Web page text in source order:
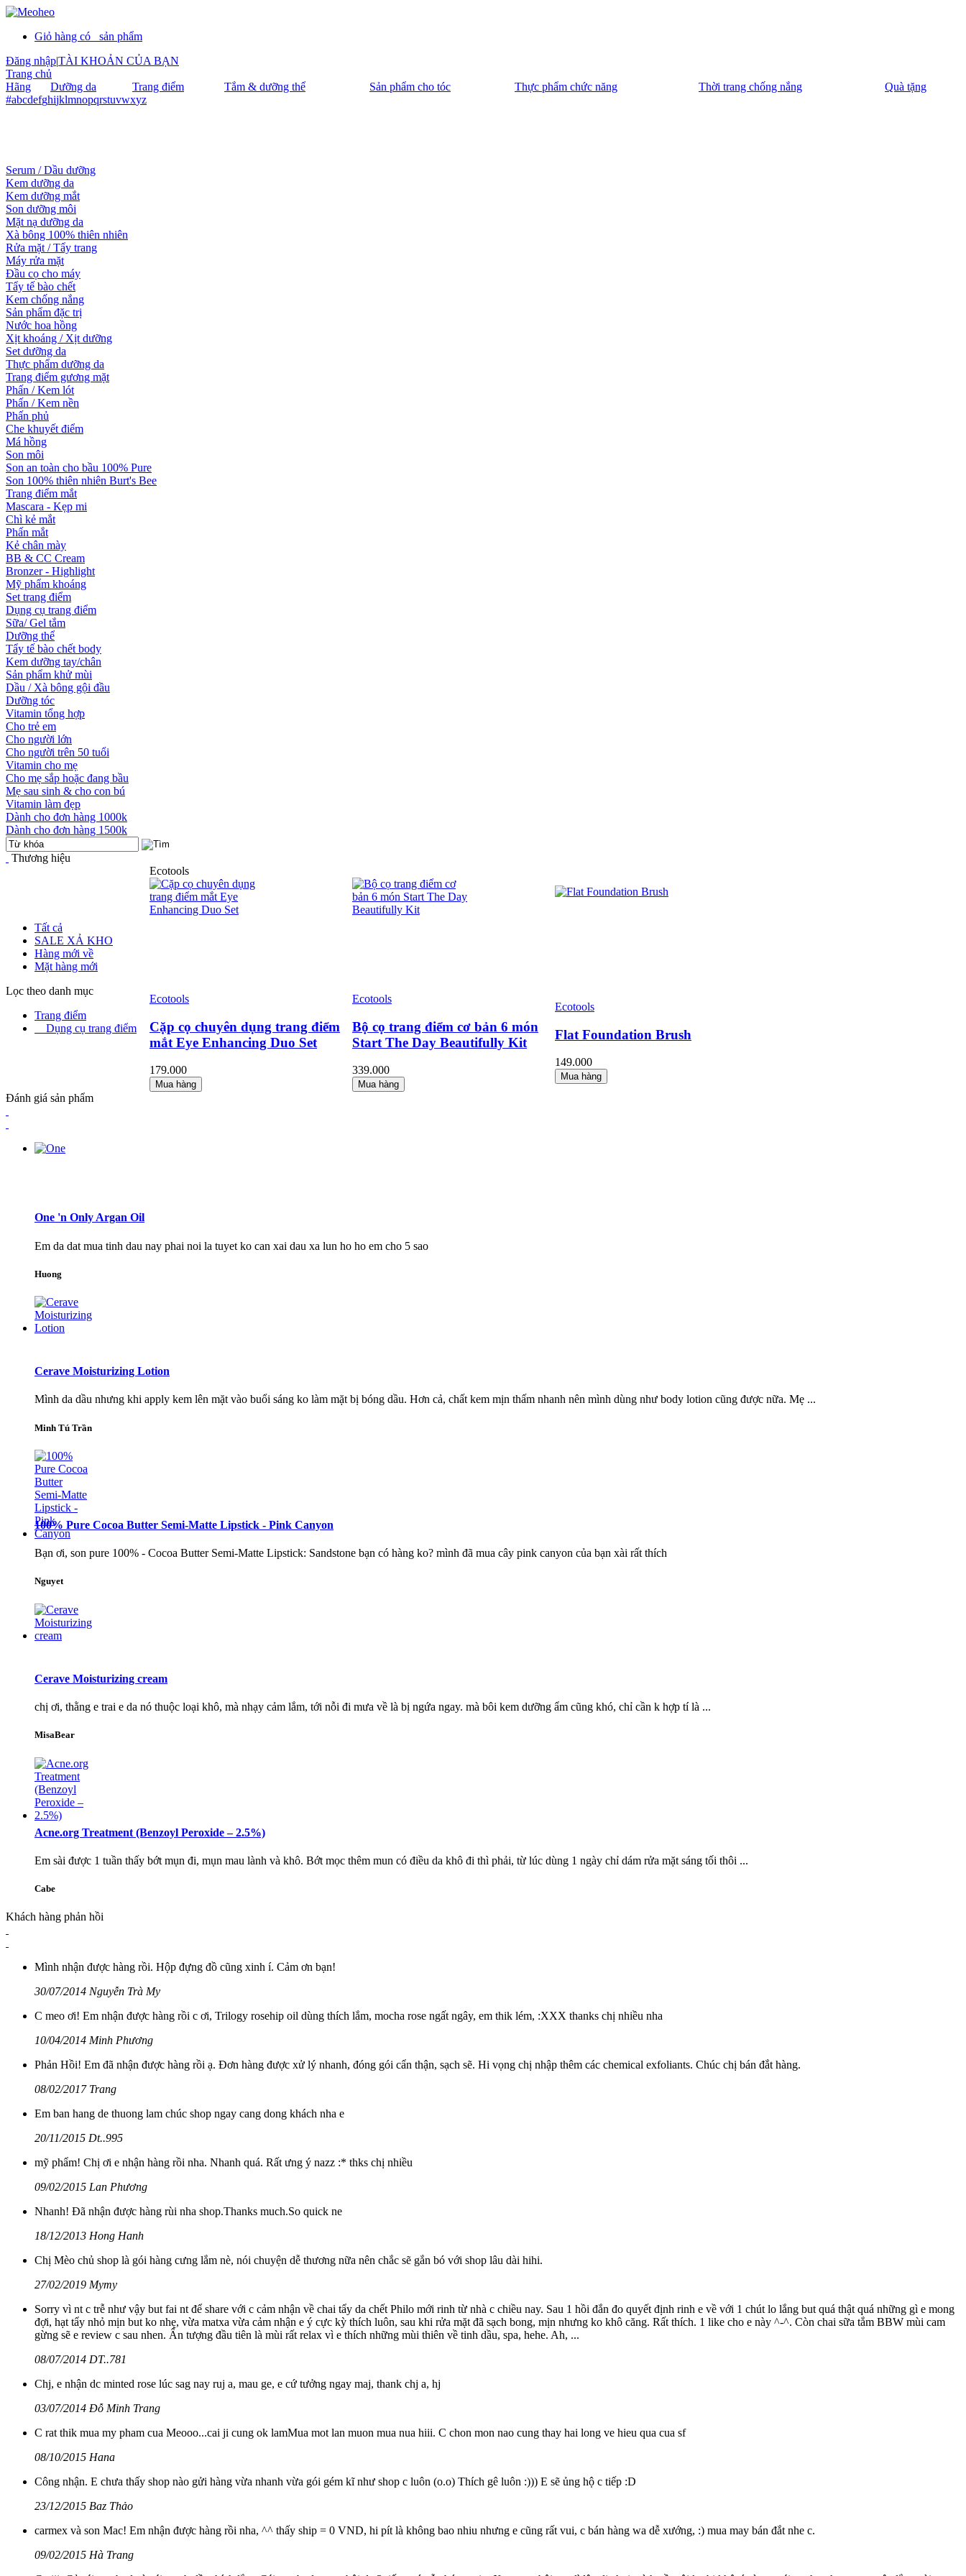
Giỏ hàng có
sản phẩm
Đăng nhập|TÀI KHOẢN CỦA BẠN
Trang chủ
Hãng
Dưỡng da Trang điểm Tắm & dưỡng thể Sản phẩm cho tóc Thực phẩm chức năng Thời trang chống nắng
Quà tặng
#abcdefghijklmnopqrstuvwxyz
Serum / Dầu dưỡng
Kem dưỡng da
Kem dưỡng mắt
Son dưỡng môi
Mặt nạ dưỡng da
Xà bông 100% thiên nhiên
Rửa mặt / Tẩy trang
Máy rửa mặt
Đầu cọ cho máy
Tẩy tế bào chết
Kem chống nắng
Sản phẩm đặc trị
Nước hoa hồng
Xịt khoáng / Xịt dưỡng
Set dưỡng da
Thực phẩm dưỡng da
Trang điểm gương mặt
Phấn / Kem lót
Phấn / Kem nền
Phấn phủ
Che khuyết điểm
Má hồng
Son môi
Son an toàn cho bầu 100% Pure
Son 100% thiên nhiên Burt's Bee
Trang điểm mắt
Mascara - Kẹp mi
Chì kẻ mắt
Phấn mắt
Kẻ chân mày
BB & CC Cream
Bronzer - Highlight
Mỹ phẩm khoáng
Set trang điểm
Dụng cụ trang điểm
Sữa/ Gel tắm
Dưỡng thể
Tẩy tế bào chết body
Kem dưỡng tay/chân
Sản phẩm khử mùi
Dầu / Xà bông gội đầu
Dưỡng tóc
Vitamin tổng hợp
Cho trẻ em
Cho người lớn
Cho người trên 50 tuổi
Vitamin cho mẹ
Cho mẹ sắp hoặc đang bầu
Mẹ sau sinh & cho con bú
Vitamin làm đẹp
Dành cho đơn hàng 1000k
Dành cho đơn hàng 1500k
Thương hiệu
Tất cả
SALE XẢ KHO
Hàng mới về
Mặt hàng mới
Lọc theo danh mục
Trang điểm
Dụng cụ trang điểm
Ecotools
Ecotools
Cặp cọ chuyên dụng trang điểm
mắt Eye Enhancing Duo Set
179.000
Mua hàng
Ecotools
Bộ cọ trang điểm cơ bản 6 món
Start The Day Beautifully Kit
339.000
Mua hàng
Ecotools
Flat Foundation Brush
149.000
Mua hàng
Đánh giá sản phẩm
One 'n Only Argan Oil
Em da dat mua tinh dau nay phai noi la tuyet ko can xai dau xa lun ho ho em cho 5 sao
Huong
Cerave Moisturizing Lotion
Mình da dầu nhưng khi apply kem lên mặt vào buổi sáng ko làm mặt bị bóng dầu. Hơn cả, chất kem mịn thấm nhanh nên mình dùng như body lotion cũng được nữa. Mẹ ...
Minh Tú Trần
100% Pure Cocoa Butter Semi-Matte Lipstick - Pink Canyon
Bạn ơi, son pure 100% - Cocoa Butter Semi-Matte Lipstick: Sandstone bạn có hàng ko? mình đã mua cây pink canyon của bạn xài rất thích
Nguyet
Cerave Moisturizing cream
chị ơi, thằng e trai e da nó thuộc loại khô, mà nhạy cảm lắm, tới nỗi đi mưa về là bị ngứa ngay. mà bôi kem dưỡng ẩm cũng khó, chỉ cần k hợp tí là ...
MisaBear
Acne.org Treatment (Benzoyl Peroxide – 2.5%)
Em sài được 1 tuần thấy bớt mụn đi, mụn mau lành và khô. Bớt mọc thêm mun có điều da khô đi thì phải, từ lúc dùng 1 ngày chỉ dám rửa mặt sáng tối thôi ...
Cabe
Khách hàng phản hồi
Mình nhận được hàng rồi. Hộp đựng đồ cũng xinh í. Cảm ơn bạn!
30/07/2014 Nguyễn Trà My
C meo ơi! Em nhận được hàng rồi c ơi, Trilogy rosehip oil dùng thích lắm, mocha rose ngất ngây, em thik lém, :XXX thanks chị nhiều nha
10/04/2014 Minh Phương
Phản Hồi! Em đã nhận được hàng rồi ạ. Đơn hàng được xử lý nhanh, đóng gói cẩn thận, sạch sẽ. Hi vọng chị nhập thêm các chemical exfoliants. Chúc chị bán đắt hàng.
08/02/2017 Trang
Em ban hang de thuong lam chúc shop ngay cang dong khách nha e
20/11/2015 Dt..995
mỹ phẩm! Chị ơi e nhận hàng rồi nha. Nhanh quá. Rất ưng ý nazz :* thks chị nhiều
09/02/2015 Lan Phương
Nhanh! Đã nhận được hàng rùi nha shop.Thanks much.So quick ne
18/12/2013 Hong Hanh
Chị Mèo chủ shop là gói hàng cưng lắm nè, nói chuyện dễ thương nữa nên chắc sẽ gắn bó với shop lâu dài hihi.
27/02/2019 Mymy
Sorry vì nt c trễ như vậy but fai nt để share với c cảm nhận về chai tẩy da chết Philo mới rinh từ nhà c chiều nay. Sau 1 hồi đắn đo quyết định rinh e về với 1 chút lo lắng but quá thật quá những gì e mong
đợi, hạt tẩy nhỏ mịn but ko nhẹ, vừa matxa vừa cảm nhận e ý cực kỳ thích luôn, sau khi rửa mặt đã sạch bong, mịn nhưng ko khô căng. Rất thích. 1 like cho e này ^-^. Còn chai sữa tắm BBW mùi cam
gừng sẽ e review c sau nhen. Ấn tượng đầu tiên là mùi rất relax vì e thích những mùi thiên về tinh dầu, spa, hehe. Ah, ...
08/07/2014 DT..781
Chj, e nhận dc minted rose lúc sag nay ruj a, mau ge, e cứ tưởng ngay maj, thank chj a, hj
03/07/2014 Đỗ Minh Trang
C rat thik mua my pham cua Meooo...cai ji cung ok lamMua mot lan muon mua nua hiii. C chon mon nao cung thay hai long ve hieu qua cua sf
08/10/2015 Hana
Công nhận. E chưa thấy shop nào gửi hàng vừa nhanh vừa gói gém kĩ như shop c luôn (o.o) Thích gê luôn :))) E sẽ ủng hộ c tiếp :D
23/12/2015 Baz Thảo
carmex và son Mac! Em nhận được hàng rồi nha, ^^ thấy ship = 0 VND, hi pít là không bao nhiu nhưng e cũng rất vui, c bán hàng wa dễ xướng, :) mua may bán đắt nhe c.
09/02/2015 Hà Trang